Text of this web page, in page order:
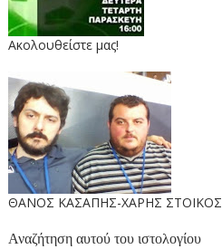
Ακολουθείστε μας!
ΘΑΝΟΣ ΚΑΣΑΠΗΣ-ΧΑΡΗΣ ΣΤΟΙΚΟΣ
Αναζήτηση αυτού του ιστολογίου